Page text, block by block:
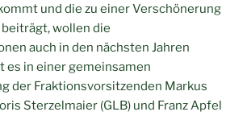
und die zu einer Verschönerung
wollen die
auch in den nächsten Jahren
es in einer gemeinsamen
der Fraktionsvorsitzenden Markus
Sterzelmaier (GLB) und Franz Apfel